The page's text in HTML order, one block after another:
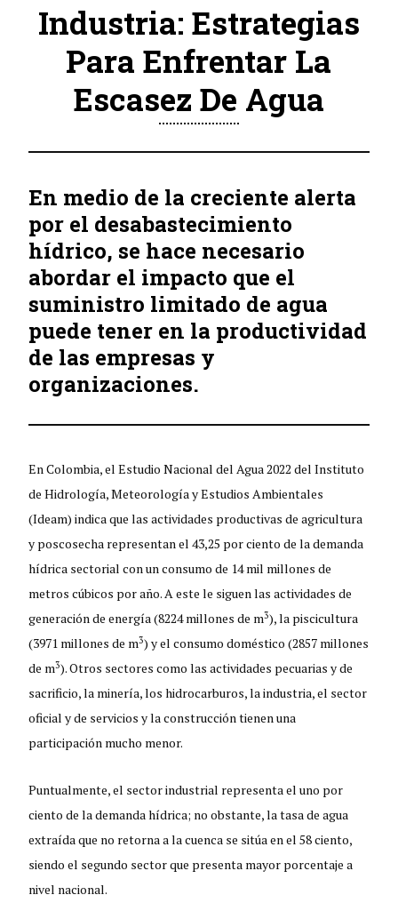
Industria: Estrategias
Para Enfrentar La
Escasez De Agua
En medio de la creciente alerta
por el desabastecimiento
hídrico, se hace necesario
abordar el impacto que el
suministro limitado de agua
puede tener en la productividad
de las empresas y
organizaciones.
En Colombia, el Estudio Nacional del Agua 2022 del Instituto
de Hidrología, Meteorología y Estudios Ambientales
(Ideam) indica que las actividades productivas de agricultura
y poscosecha representan el 43,25 por ciento de la demanda
hídrica sectorial con un consumo de 14 mil millones de
metros cúbicos por año. A este le siguen las actividades de
generación de energía (8224 millones de m3), la piscicultura
(3971 millones de m3) y el consumo doméstico (2857 millones
de m3). Otros sectores como las actividades pecuarias y de
sacrificio, la minería, los hidrocarburos, la industria, el sector
oficial y de servicios y la construcción tienen una
participación mucho menor.
Puntualmente, el sector industrial representa el uno por
ciento de la demanda hídrica; no obstante, la tasa de agua
extraída que no retorna a la cuenca se sitúa en el 58 ciento,
siendo el segundo sector que presenta mayor porcentaje a
nivel nacional.